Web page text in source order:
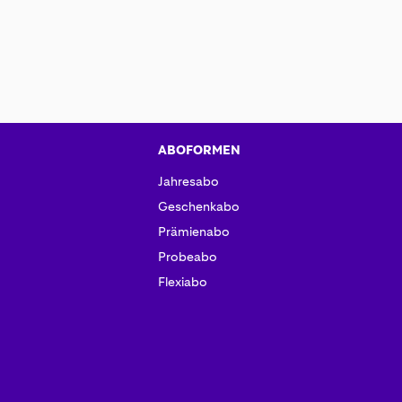
ABOFORMEN
Jahresabo
Geschenkabo
Prämienabo
Probeabo
Flexiabo